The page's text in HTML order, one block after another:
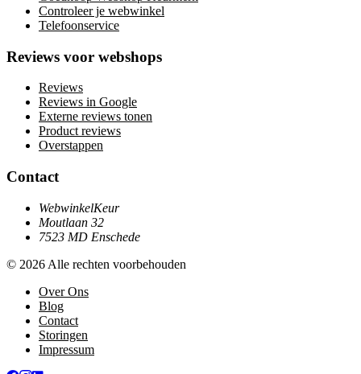
Controleer je webwinkel
Telefoonservice
Reviews voor webshops
Reviews
Reviews in Google
Externe reviews tonen
Product reviews
Overstappen
Contact
WebwinkelKeur
Moutlaan 32
7523 MD Enschede
© 2026 Alle rechten voorbehouden
Over Ons
Blog
Contact
Storingen
Impressum